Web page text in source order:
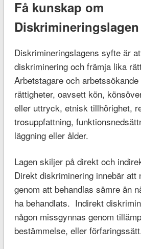
Få kunskap om
Diskrimineringslagen
Diskrimineringslagens syfte är
diskriminering och främja lika
Arbetstagare och
rättigheter, oavsett kön,
eller uttryck, etnisk tillhörighet,
trosuppfattning,
läggning eller ålder.
Lagen skiljer på direkt och
Direkt diskriminering innebär att
genom att behandlas sämre än
ha behandlats. Indirekt
någon missgynnas genom
bestämmelse, eller